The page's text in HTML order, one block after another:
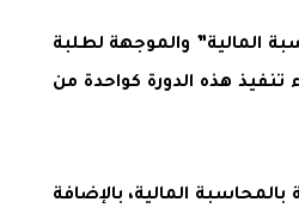
المالية” والموجهة لطلبة
تنفيذ هذه الدورة كواحدة من
المالية، بالإضافة